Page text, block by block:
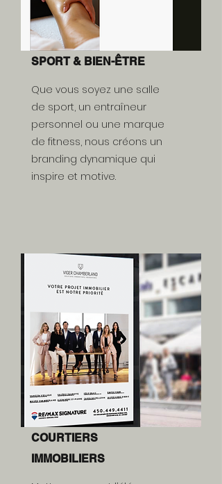
SPORT & BIEN-ÊTRE
Que vous soyez une salle
de sport, un entraîneur
personnel ou une marque
de fitness, nous créons un
branding dynamique qui
inspire et motive.
COURTIERS
IMMOBILIERS